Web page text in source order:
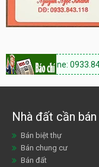
Hotline: 0933.843.118
Nhà đất cần bán
Bán biệt thự
Bán chung cư
Bán đất